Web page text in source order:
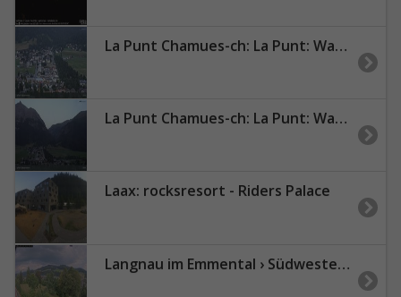
La Punt Chamues-ch: La Punt: Wasserreservoir - Sportplatz
La Punt Chamues-ch: La Punt: Wasserreservoir
Laax: rocksresort - Riders Palace
Langnau im Emmental › Südwesten: Aussicht vom Dorfberg in Langnau